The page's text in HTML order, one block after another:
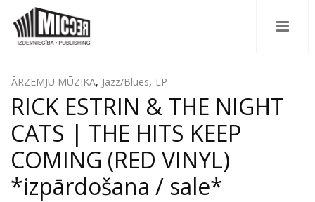
ĀRZEMJU MŪZIKA, Jazz/Blues, LP
RICK ESTRIN & THE NIGHT
CATS | THE HITS KEEP
COMING (RED VINYL)
*izpārdošana / sale*